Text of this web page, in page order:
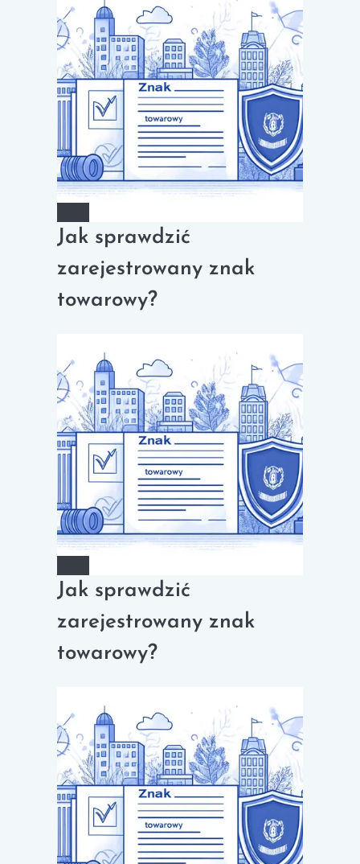
Jak sprawdzić
zarejestrowany znak
towarowy?
Jak sprawdzić
zarejestrowany znak
towarowy?